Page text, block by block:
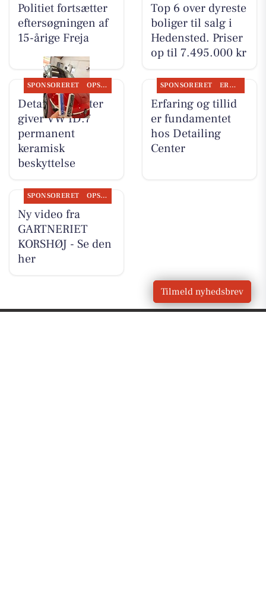
Politiet fortsætter
eftersøgningen af
15-årige Freja
Top 6 over dyreste
boliger til salg i
Hedensted. Priser
op til 7.495.000 kr
SPONSORERET OPSLAGSTAVLEN
Detailing Center
giver VW ID.7
permanent
keramisk
beskyttelse
SPONSORERET ERHVERV
Erfaring og tillid
er fundamentet
hos Detailing
Center
SPONSORERET OPSLAGSTAVLEN
Ny video fra
GARTNERIET
KORSHØJ - Se den
her
Tilmeld nyhedsbrev